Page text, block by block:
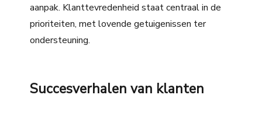
aanpak. Klanttevredenheid staat centraal in de
prioriteiten, met lovende getuigenissen ter
ondersteuning.
Succesverhalen van klanten